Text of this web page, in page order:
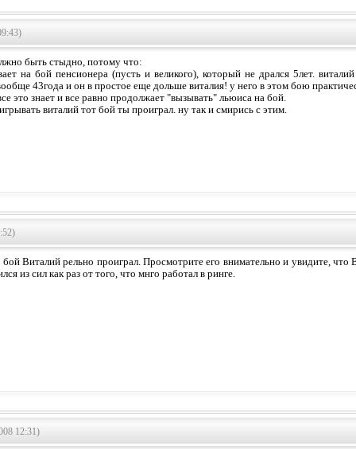
быть стыдно, потому что:
на бой пенсионера (пусть и великого), который не дрался 5лет.
43года и он в простое еще дольше виталия! у него в этом бою
это знает и все равно продолжает "вызывать" льюиса на бой.
виталий тот бой ты проиграл. ну так и смирись с этим.
Виталий рельно проиграл. Просмотрите его внимательно и увидите, что
из сил как раз от того, что мнго работал в ринге.
12:31)